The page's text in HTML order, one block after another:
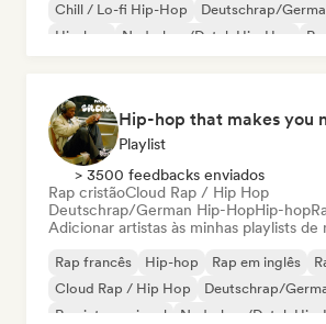
Chill / Lo-fi Hip-Hop
Deutschrap/
Hip-hop
Nederhop/Dutch Hip-Hop
Hip-hop that makes you
Playlist
> 3500 feedbacks enviados
Rap cristãoCloud Rap / Hip Hop
Deutschrap/German Hip-HopHip-hop
Adicionar artistas às minhas playlists de
Rap francês Hip-hop Rap em inglês
Cloud Rap / Hip Hop
Deutschrap/
Rap internacional
Nederhop/Dutch Hip-